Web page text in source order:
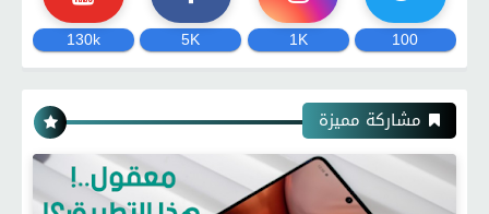
100
1K
5K
130k
مشاركة مميزة